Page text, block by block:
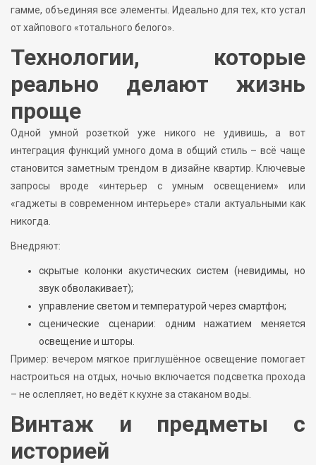
гамме, объединяя все элементы. Идеально для тех, кто устал
от хайпового «тотального белого».
Технологии, которые
реально делают жизнь
проще
Одной умной розеткой уже никого не удивишь, а вот
интеграция функций умного дома в общий стиль – всё чаще
становится заметным трендом в дизайне квартир. Ключевые
запросы вроде «интерьер с умным освещением» или
«гаджеты в современном интерьере» стали актуальными как
никогда.
Внедряют:
скрытые колонки акустических систем (невидимы, но
звук обволакивает);
управление светом и температурой через смартфон;
сценические сценарии: одним нажатием меняется
освещение и шторы.
Пример: вечером мягкое приглушённое освещение помогает
настроиться на отдых, ночью включается подсветка прохода
– не ослепляет, но ведёт к кухне за стаканом воды.
Винтаж и предметы с
историей